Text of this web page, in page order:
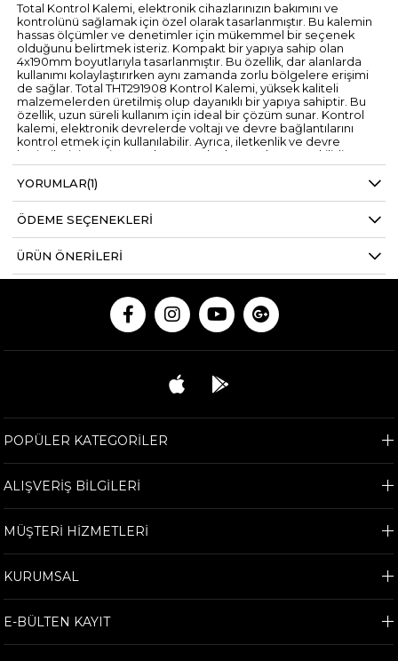
Total Kontrol Kalemi, elektronik cihazlarınızın bakımını ve
kontrolünü sağlamak için özel olarak tasarlanmıştır. Bu kalemin
hassas ölçümler ve denetimler için mükemmel bir seçenek
olduğunu belirtmek isteriz. Kompakt bir yapıya sahip olan
4x190mm boyutlarıyla tasarlanmıştır. Bu özellik, dar alanlarda
kullanımı kolaylaştırırken aynı zamanda zorlu bölgelere erişimi
de sağlar. Total THT291908 Kontrol Kalemi, yüksek kaliteli
malzemelerden üretilmiş olup dayanıklı bir yapıya sahiptir. Bu
özellik, uzun süreli kullanım için ideal bir çözüm sunar. Kontrol
kalemi, elektronik devrelerde voltajı ve devre bağlantılarını
kontrol etmek için kullanılabilir. Ayrıca, iletkenlik ve devre
kesintilerini tespit etme konusunda da son derece etkilidir.
YORUMLAR(1)
ÖDEME SEÇENEKLERI
ÜRÜN ÖNERILERI
POPÜLER KATEGORİLER
ALIŞVERİŞ BİLGİLERİ
MÜŞTERİ HİZMETLERİ
KURUMSAL
E-BÜLTEN KAYIT